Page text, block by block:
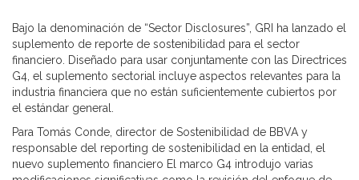
Bajo la denominación de “Sector Disclosures”, GRI ha lanzado el
suplemento de reporte de sostenibilidad para el sector
financiero. Diseñado para usar conjuntamente con las Directrices
G4, el suplemento sectorial incluye aspectos relevantes para la
industria financiera que no están suficientemente cubiertos por
el estándar general.
Para Tomás Conde, director de Sostenibilidad de BBVA y
responsable del reporting de sostenibilidad en la entidad, el
nuevo suplemento financiero El marco G4 introdujo varias